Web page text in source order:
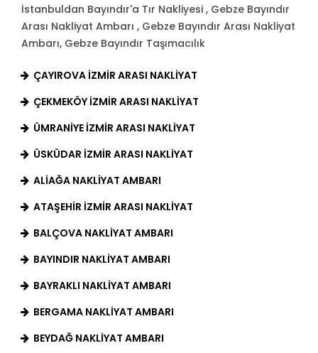
İstanbuldan Bayındır'a Tır Nakliyesi , Gebze Bayındır
Arası Nakliyat Ambarı , Gebze Bayındır Arası Nakliyat
Ambarı, Gebze Bayındır Taşımacılık
ÇAYIROVA İZMIR ARASI NAKLIYAT
ÇEKMEKÖY İZMIR ARASI NAKLIYAT
ÜMRANIYE İZMIR ARASI NAKLIYAT
ÜSKÜDAR İZMIR ARASI NAKLIYAT
ALIAĞA NAKLIYAT AMBARI
ATAŞEHIR İZMIR ARASI NAKLIYAT
BALÇOVA NAKLIYAT AMBARI
BAYINDIR NAKLIYAT AMBARI
BAYRAKLI NAKLIYAT AMBARI
BERGAMA NAKLIYAT AMBARI
BEYDAĞ NAKLIYAT AMBARI